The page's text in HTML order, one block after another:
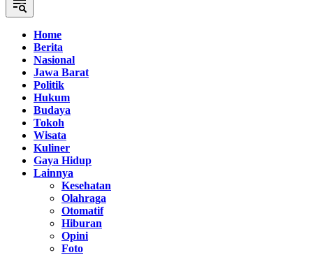
Home
Berita
Nasional
Jawa Barat
Politik
Hukum
Budaya
Tokoh
Wisata
Kuliner
Gaya Hidup
Lainnya
Kesehatan
Olahraga
Otomatif
Hiburan
Opini
Foto